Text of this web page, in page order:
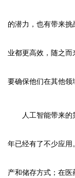
的潜力，也有带来
业都更高效，随之
要确保他们在其他领
人工智能带来
年已经有了不少应用
产和储存方式；在